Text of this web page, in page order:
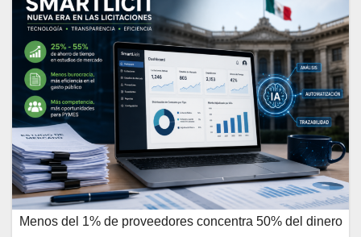
Menos del 1% de proveedores concentra 50% del dinero